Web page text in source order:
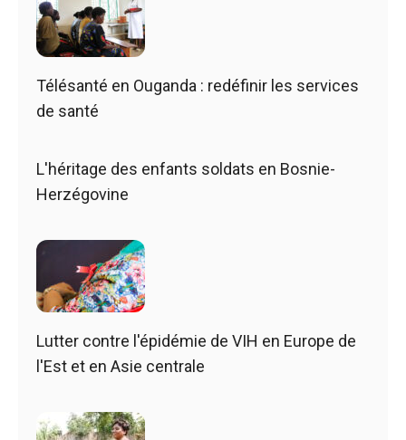
Télésanté en Ouganda : redéfinir les services
de santé
L'héritage des enfants soldats en Bosnie-
Herzégovine
Lutter contre l'épidémie de VIH en Europe de
l'Est et en Asie centrale